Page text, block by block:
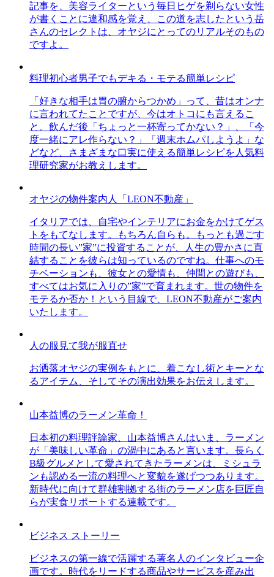
記事を、美容ライターという毎日ヒゲを剃らない女性
が書くことに違和感を覚え、この道を志したという岳
さんのセレクトは、オヤジにとってのリアルそのもの
ですよ。
料理初心者男子でもデキる・モテる簡単レシピ
「好きな相手は胃の腑からつかめ」って、昔はオンナ
に言われてたことですが、今はオトコにも言えるこ
と。飲んだ後「ちょっと一杯寄ってかない？」、「今
度一緒にアレ作らない？」「週末ホムパしようよ」な
どなど、さまざまな口実に使える簡単レシピを人気料
理研究家がお教えします。
オヤジの物件案内人「LEON不動産」
イタリアでは、自宅やインテリアにお金をかけてゲス
トをもてなします。もちろん自らも。もっとも過ごす
時間の長い”家”に投資することが、人生の豊かさに直
結することを彼らは知っているのですね。仕事へのモ
チベーションも、彼女との愛情も、仲間との遊びも、
すべてはお気に入りの”家”で育まれます。世の物件を
モテるか否か！という目線で、LEON不動産がご案内
いたします。
人の服見て我が服直せ
お洒落オヤジの実例をもとに、着こなし術とキーとな
るアイテム、そしてその演出効果をお伝えします。
山本益博のラーメン革命！
日本初の料理評論家、山本益博さんはいま、ラーメン
が「美味しい革命」の渦中にあると言います。長らく
B級グルメとして愛されてきたラーメンは、ミシュラ
ンも認める一流の料理へと変貌を遂げつつあります。
新時代に向けて群雄割拠する街のラーメン店を巨匠自
らが実食リポートする連載です。
ビジネス ストーリー
ビジネスの第一線で活躍する著名人のインタビュー企
画です。時代をリードする商品やサービスを産み出